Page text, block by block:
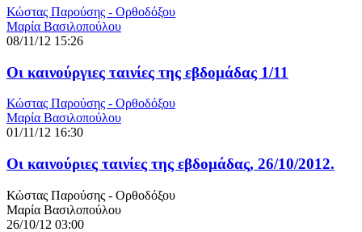
Κώστας Παρούσης - Ορθοδόξου
Μαρία Βασιλοπούλου
08/11/12 15:26
Οι καινούργιες ταινίες της εβδομάδας 1/11
Κώστας Παρούσης - Ορθοδόξου
Μαρία Βασιλοπούλου
01/11/12 16:30
Οι καινούριες ταινίες της εβδομάδας, 26/10/2012.
Κώστας Παρούσης - Ορθοδόξου
Μαρία Βασιλοπούλου
26/10/12 03:00